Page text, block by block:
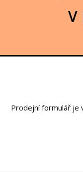
V
Prodejní formulář